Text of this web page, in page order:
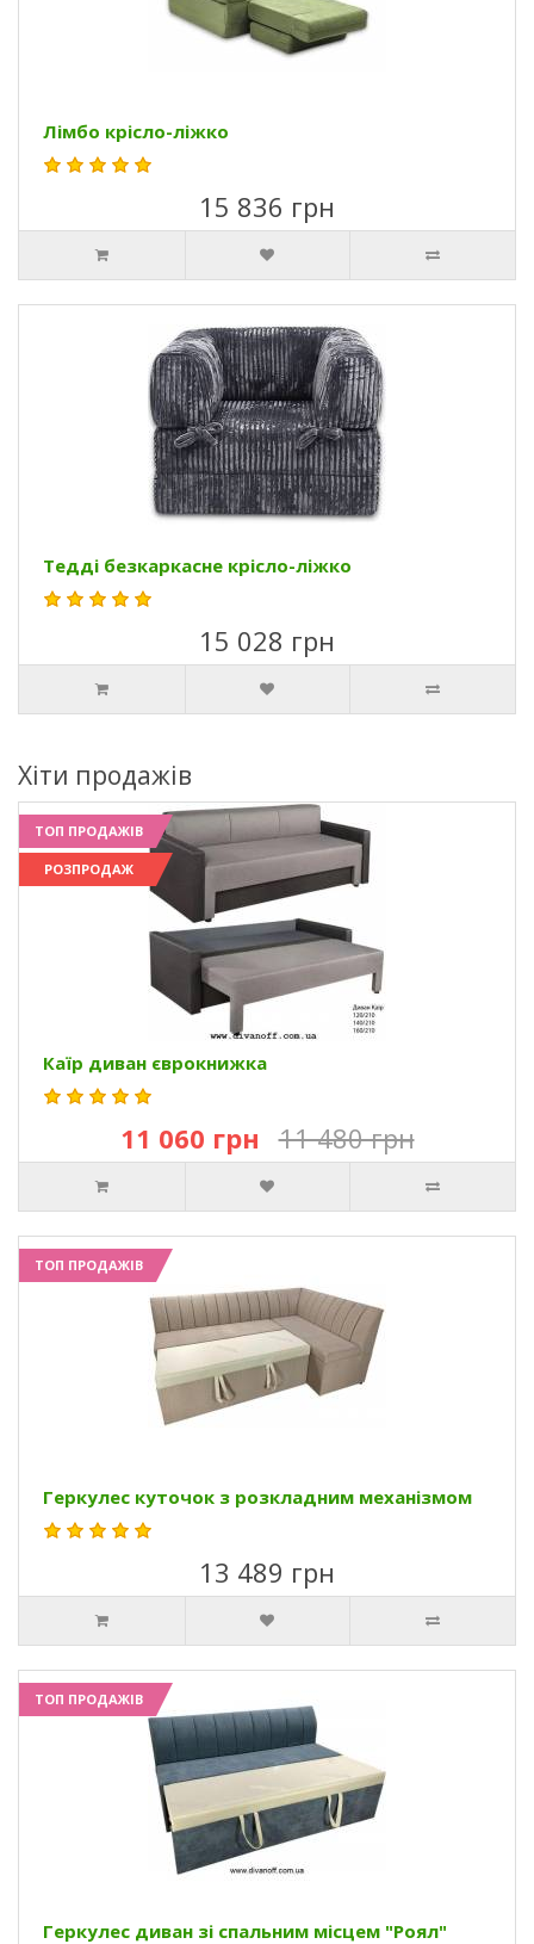
Лімбо крісло-ліжко
15 836 грн
Тедді безкаркасне крісло-ліжко
15 028 грн
Хіти продажів
ТОП ПРОДАЖІВ
РОЗПРОДАЖ
Каїр диван єврокнижка
11 060 грн 11 480 грн
ТОП ПРОДАЖІВ
Геркулес куточок з розкладним механізмом
13 489 грн
ТОП ПРОДАЖІВ
Геркулес диван зі спальним місцем "Роял"